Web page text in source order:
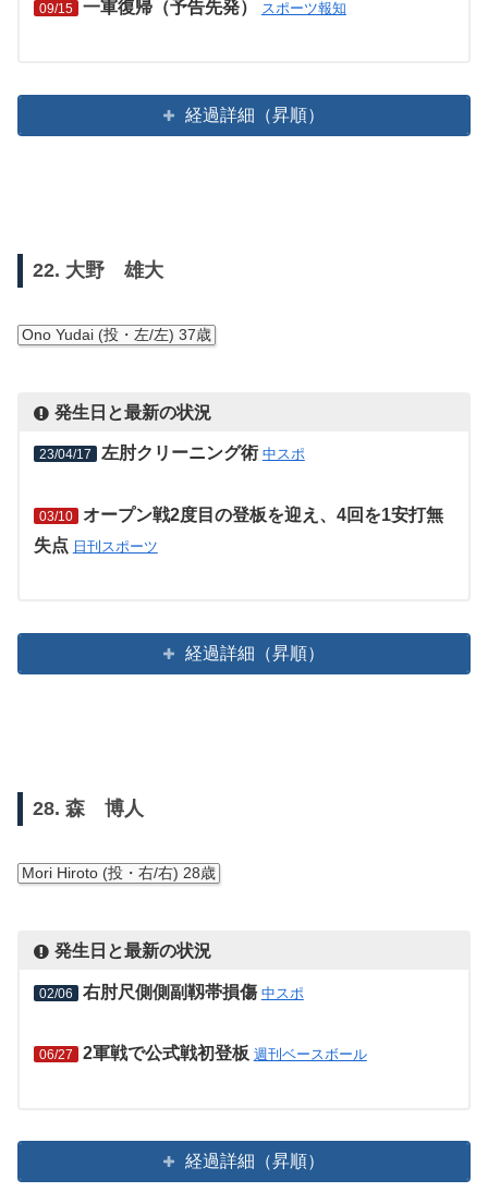
09/15 一軍復帰（予告先発） スポーツ報知
経過詳細（昇順）
22. 大野 雄大
Ono Yudai (投・左/左) 37歳
発生日と最新の状況
23/04/17 左肘クリーニング術 中スポ
03/10
オープン戦2度目の登板を迎え、4回を1安打無
失点 日刊スポーツ
経過詳細（昇順）
28. 森 博人
Mori Hiroto (投・右/右) 28歳
発生日と最新の状況
02/06 右肘尺側側副靱帯損傷 中スポ
06/27 2軍戦で公式戦初登板 週刊ベースボール
経過詳細（昇順）